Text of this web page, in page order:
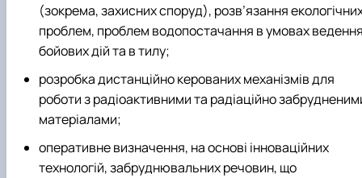
(зокрема, захисних споруд), розв’язання
проблем, проблем водопостачання в умовах
бойових дій та в тилу;
розробка дистанційно керованих механізмів для
роботи з радіоактивними та радіаційно
матеріалами;
оперативне визначення, на основі інноваційних
технологій, забруднювальних речовин, що